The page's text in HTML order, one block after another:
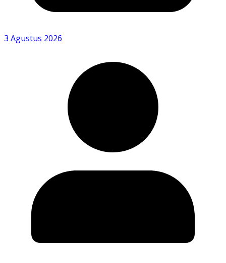
3 Agustus 2026